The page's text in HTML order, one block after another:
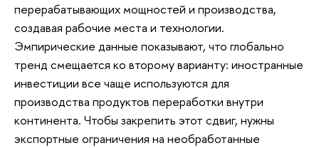
перерабатывающих мощностей и производства,
создавая рабочие места и технологии.
Эмпирические данные показывают, что глобально
тренд смещается ко второму варианту: иностранные
инвестиции все чаще используются для
производства продуктов переработки внутри
континента. Чтобы закрепить этот сдвиг, нужны
экспортные ограничения на необработанные